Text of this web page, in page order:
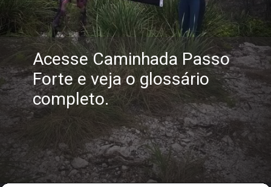
Acesse Caminhada Passo
Forte e veja o glossário
completo.